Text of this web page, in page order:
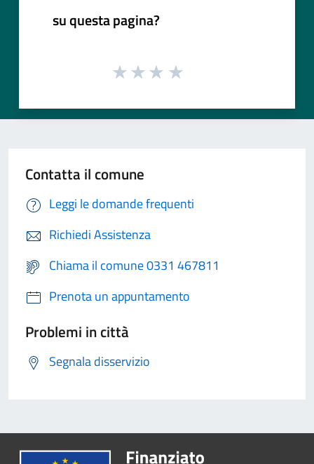
su questa pagina?
Contatta il comune
Leggi le domande frequenti
Richiedi Assistenza
Chiama il comune 0331 467811
Prenota un appuntamento
Problemi in città
Segnala disservizio